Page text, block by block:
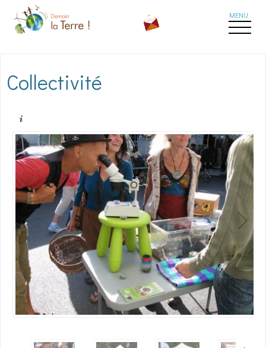
Aller au contenu principal
Collectivité